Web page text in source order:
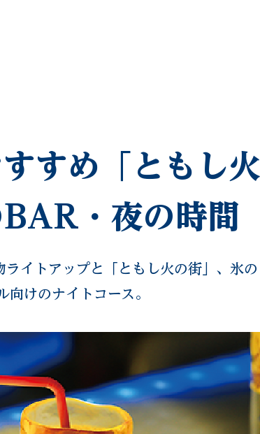
すめ「ともし火
・夜の時間
イトアップと「ともし火の街」、氷の
けのナイトコース。